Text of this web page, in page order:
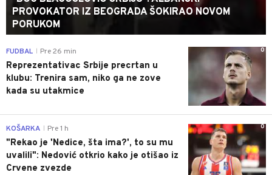
PROVOKATOR IZ BEOGRADA ŠOKIRAO NOVOM
PORUKOM
0
FUDBAL Pre 26 min
Reprezentativac Srbije precrtan u
klubu: Trenira sam, niko ga ne zove
kada su utakmice
0
KOŠARKA Pre 1 h
"Rekao je 'Nedice, šta ima?', to su mu
uvalili": Nedović otkrio kako je otišao iz
Crvene zvezde